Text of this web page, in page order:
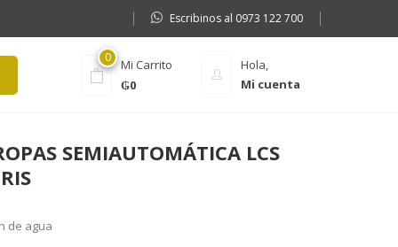
Escribinos al 0973 122 700
Hola,
Mi cuenta
0
Mi Carrito
₲0
SEMIAUTOMÁTICA LCS
de agua